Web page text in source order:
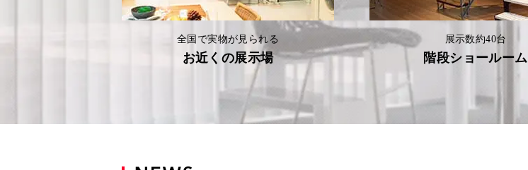
全国で実物が見られる
お近くの展示場
展示数約40台
階段ショールーム